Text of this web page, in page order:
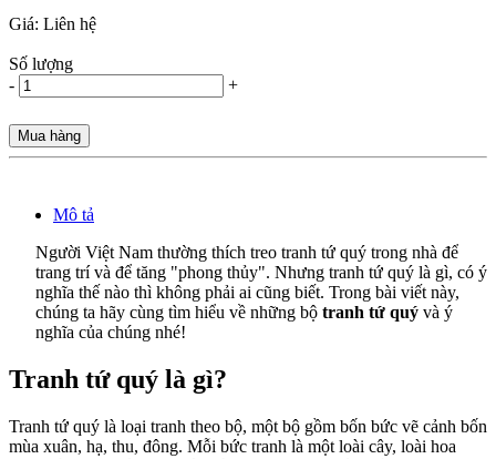
Giá: Liên hệ
Số lượng
-
+
Mua hàng
Mô tả
Người Việt Nam thường thích treo tranh tứ quý trong nhà để
trang trí và để tăng "phong thủy". Nhưng tranh tứ quý là gì, có ý
nghĩa thế nào thì không phải ai cũng biết. Trong bài viết này,
chúng ta hãy cùng tìm hiểu về những bộ tranh tứ quý và ý
nghĩa của chúng nhé!
Tranh tứ quý là gì?
Tranh tứ quý là loại tranh theo bộ, một bộ gồm bốn bức vẽ cảnh bốn
mùa xuân, hạ, thu, đông. Mỗi bức tranh là một loài cây, loài hoa